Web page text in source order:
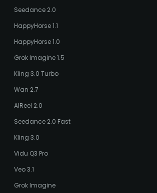
Seedance 2.0
HappyHorse 1.1
HappyHorse 1.0
Grok Imagine 1.5
Kling 3.0 Turbo
Wan 2.7
AIReel 2.0
Seedance 2.0 Fast
Kling 3.0
Vidu Q3 Pro
Veo 3.1
Grok Imagine